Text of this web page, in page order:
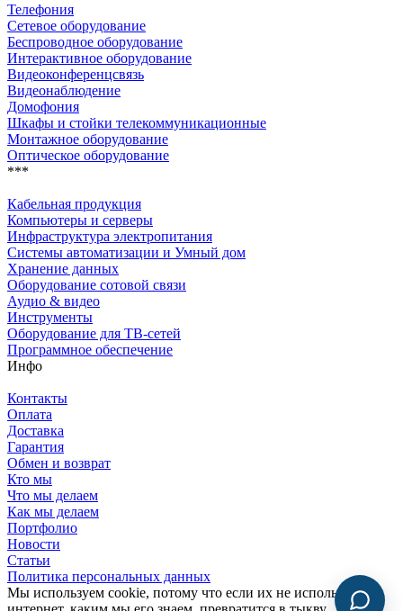
Телефония
Сетевое оборудование
Беспроводное оборудование
Интерактивное оборудование
Видеоконференцсвязь
Видеонаблюдение
Домофония
Шкафы и стойки телекоммуникационные
Монтажное оборудование
Оптическое оборудование
***
Кабельная продукция
Компьютеры и серверы
Инфраструктура электропитания
Системы автоматизации и Умный дом
Хранение данных
Оборудование сотовой связи
Аудио & видео
Инструменты
Оборудование для ТВ-сетей
Программное обеспечение
Инфо
Контакты
Оплата
Доставка
Гарантия
Обмен и возврат
Кто мы
Что мы делаем
Как мы делаем
Портфолио
Новости
Статьи
Политика персональных данных
Мы используем cookie, потому что если их не использовать,